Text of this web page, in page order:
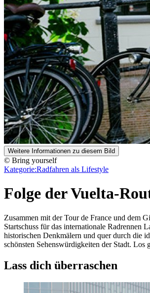
Weitere Informationen zu diesem Bild
© Bring yourself
Kategorie:Radfahren als Lifestyle
Folge der Vuelta-
Zusammen mit der Tour de France und dem
Startschuss für das internationale Radrennen
historischen Denkmälern und quer durch die
schönsten Sehenswürdigkeiten der Stadt. Los
Lass dich überraschen